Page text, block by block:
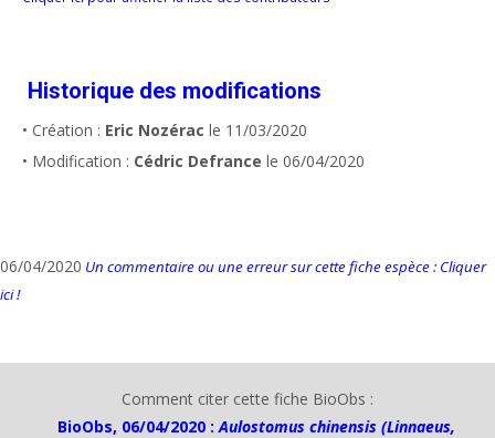
Historique des modifications
• Création : Eric Nozérac le 11/03/2020
• Modification : Cédric Defrance le 06/04/2020
06/04/2020 Un commentaire ou une erreur sur cette fiche espèce : Cliquer
ici !
Comment citer cette fiche BioObs :
BioObs, 06/04/2020 :Aulostomus chinensis (Linnaeus,